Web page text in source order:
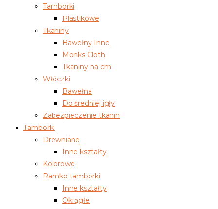
Tamborki
Plastikowe
Tkaniny
Bawełny Inne
Monks Cloth
Tkaniny na cm
Włóczki
Bawełna
Do średniej igły
Zabezpieczenie tkanin
Tamborki
Drewniane
Inne kształty
Kolorowe
Ramko tamborki
Inne kształty
Okrągłe